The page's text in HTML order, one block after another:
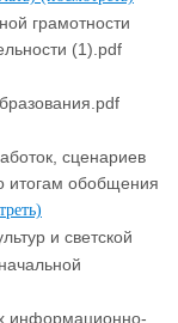
грамотности
(1).pdf
сценариев
итогам обобщения
и светской
информационно-